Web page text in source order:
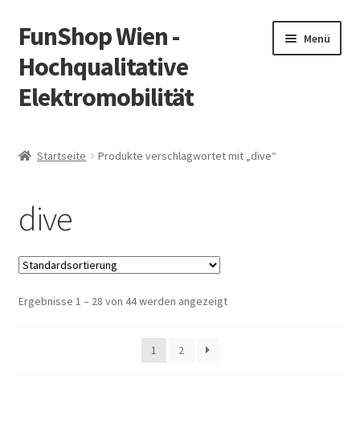
Zur
Navigation
springen
Zum
Inhalt
springen
FunShop Wien -
Hochqualitative
Elektromobilität
Menü
Vorsicht Internetbetrug
Über FunShop
Impressum
Zum Onlineshop in der Web Version
Startseite Produkte verschlagwortet mit „dive“
dive
Ergebnisse 1 – 28 von 44 werden angezeigt
1 2